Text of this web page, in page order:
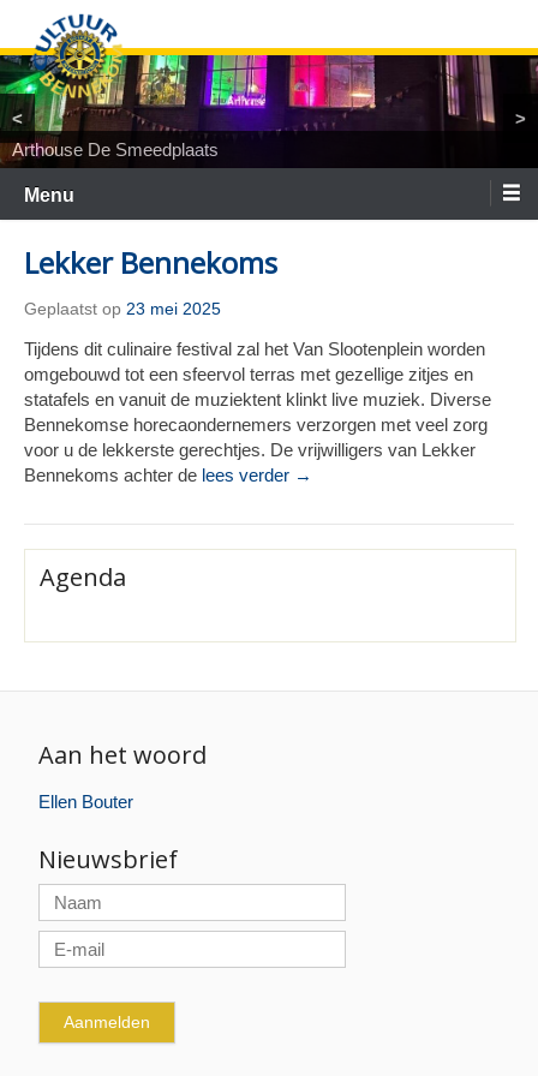
de
inhoud
Arthouse De Smeedplaats
Locatietheater ArtEZ
TiNaNiNaNi
Woest&Bijster
Tineke Roseboom en Peter Bouter
Spelgroep Bennekom. En toen waren er nul
< >
Menu
Lekker Bennekoms
Geplaatst op 23 mei 2025
Tijdens dit culinaire festival zal het Van Slootenplein worden
omgebouwd tot een sfeervol terras met gezellige zitjes en
statafels en vanuit de muziektent klinkt live muziek. Diverse
Bennekomse horecaondernemers verzorgen met veel zorg
voor u de lekkerste gerechtjes. De vrijwilligers van Lekker
Bennekoms achter de lees verder →
Agenda
Aan het woord
Ellen Bouter
Nieuwsbrief